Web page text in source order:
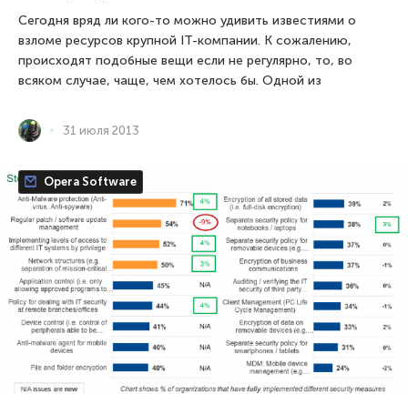
Сегодня вряд ли кого-то можно удивить известиями о
взломе ресурсов крупной IT-компании. К сожалению,
происходят подобные вещи если не регулярно, то, во
всяком случае, чаще, чем хотелось бы. Одной из
31 июля 2013
Opera Software